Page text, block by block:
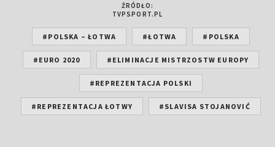
ŹRÓDŁO:
TVPSPORT.PL
#POLSKA – ŁOTWA #ŁOTWA #POLSKA
#EURO 2020 #ELIMINACJE MISTRZOSTW EUROPY
#REPREZENTACJA POLSKI
#REPREZENTACJA ŁOTWY #SLAVISA STOJANOVIĆ